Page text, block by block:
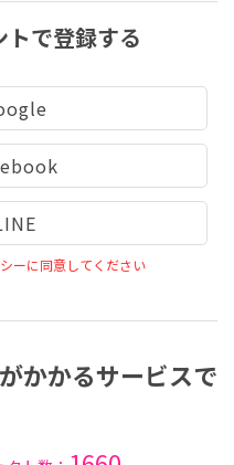
で登録する
ーに同意してください
かかるサービスで